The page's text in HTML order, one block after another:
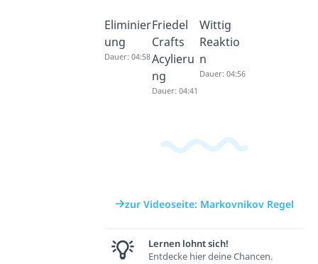
Eliminier
ung
Dauer: 04:58
Friedel
Crafts
Acylieru
ng
Dauer: 04:41
Wittig
Reaktio
n
Dauer: 04:56
zur Videoseite: Markovnikov Regel
Lernen lohnt sich!
Entdecke hier deine Chancen.